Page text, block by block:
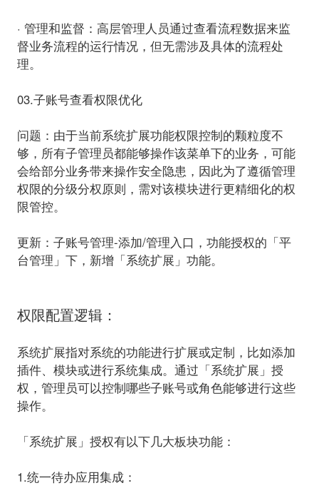
· 管理和监督： 高层管理人员通过查看流程数据来监
督业务流程的运行情况，但无需涉及具体的流程处
理。
03.子账号查看权限优化
问题： 由于当前系统扩展功能权限控制的颗粒度不
够，所有子管理员都能够操作该菜单下的业务，可能
会给部分业务带来操作安全隐患，因此为了遵循管理
权限的分级分权原则，需对该模块进行更精细化的权
限管控。
更新： 子账号管理-添加/管理入口，功能授权的「平
台管理」下，新增 「系统扩展」 功能。
权限配置逻辑：
系统扩展指对系统的功能进行扩展或定制，比如添加
插件、模块或进行系统集成。通过 「系统扩展」授
权 ，管理员可以控制哪些子账号或角色能够进行这些
操作。
「系统扩展」授权有以下几大板块功能：
1.统一待办应用集成：